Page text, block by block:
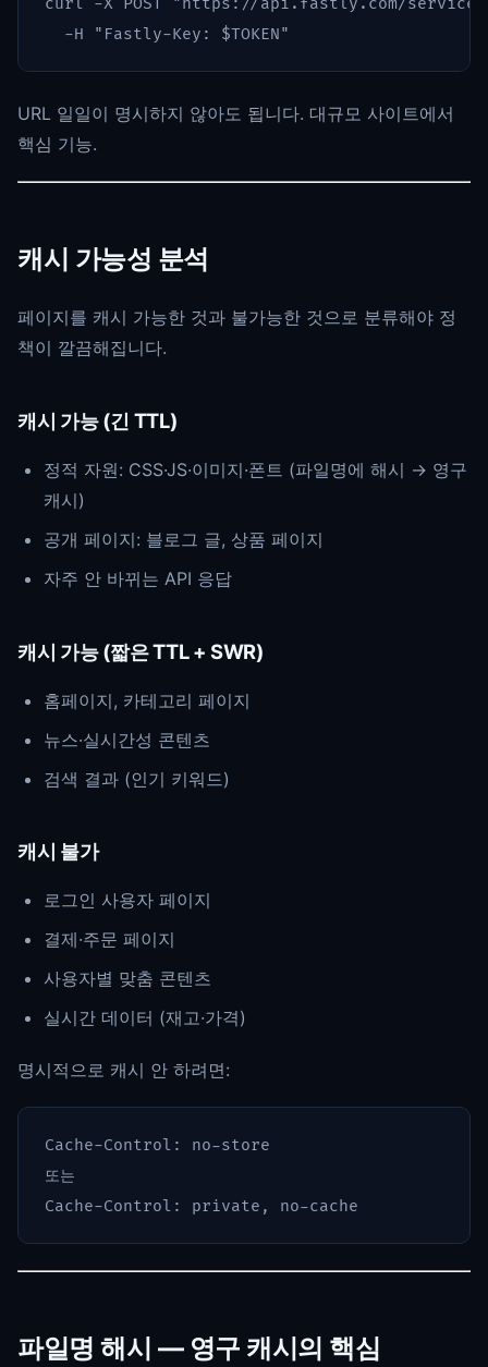
curl -X POST
"https://api.fastly.com/service/
-H
"Fastly-Key: $TOKEN"
URL 일일이 명시하지 않아도 됩니다. 대규모 사이트에서
핵심 기능.
캐시 가능성 분석
페이지를 캐시 가능한 것과 불가능한 것으로 분류해야 정
책이 깔끔해집니다.
캐시 가능 (긴 TTL)
정적 자원: CSS·JS·이미지·폰트 (파일명에 해시 → 영구
캐시)
공개 페이지: 블로그 글, 상품 페이지
자주 안 바뀌는 API 응답
캐시 가능 (짧은 TTL + SWR)
홈페이지, 카테고리 페이지
뉴스·실시간성 콘텐츠
검색 결과 (인기 키워드)
캐시 불가
로그인 사용자 페이지
결제·주문 페이지
사용자별 맞춤 콘텐츠
실시간 데이터 (재고·가격)
명시적으로 캐시 안 하려면:
Cache-Control: no-store
또는
파일명 해시 — 영구 캐시의 핵심